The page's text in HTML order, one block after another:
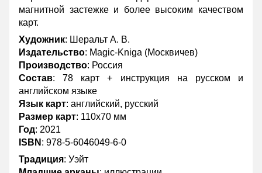
магнитной застежке и более высоким качеством
карт.
Художник: Шеральт А. В.
Издательство: Magic-Kniga (Москвичев)
Производство: Россия
Состав: 78 карт + инструкция на русском и
английском языке
Язык карт: английский, русский
Размер карт: 110х70 мм
Год: 2021
ISBN : 978-5-6046049-6-0
Традиция: Уэйт